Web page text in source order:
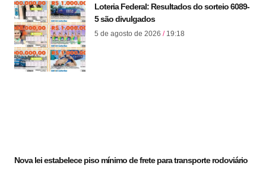
Loteria Federal: Resultados do sorteio 6089-
5 são divulgados
5 de agosto de 2026 19:18
Nova lei estabelece piso mínimo de frete para transporte rodoviário